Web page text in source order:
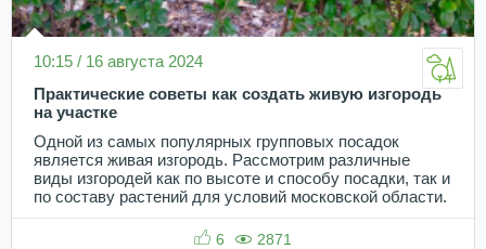
10:15 / 16 августа 2024
Практические советы как создать живую изгородь
на участке
Одной из самых популярных групповых посадок
является живая изгородь. Рассмотрим различные
виды изгородей как по высоте и способу посадки, так и
по составу растений для условий московской области.
6 2871